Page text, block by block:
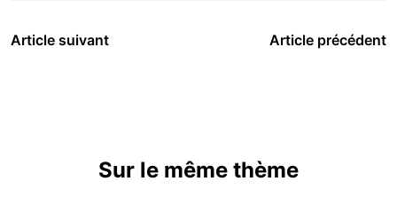
Article suivant Article précédent
Sur le même thème